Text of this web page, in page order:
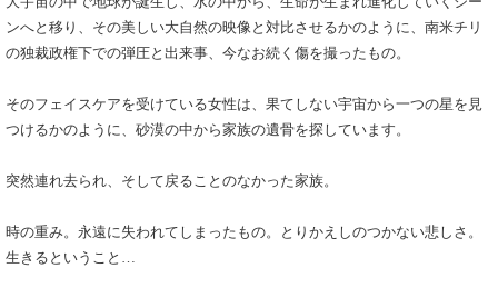
ンへと移り、その美しい大自然の映像と対比させるかのように、南米チリ
の独裁政権下での弾圧と出来事、今なお続く傷を撮ったもの。
そのフェイスケアを受けている女性は、果てしない宇宙から一つの星を見
つけるかのように、砂漠の中から家族の遺骨を探しています。
突然連れ去られ、そして戻ることのなかった家族。
時の重み。永遠に失われてしまったもの。とりかえしのつかない悲しさ。
生きるということ…